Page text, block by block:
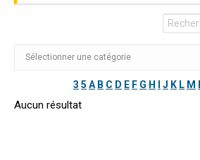
3 5 A B C D E F G H J K L M
Aucun résultat